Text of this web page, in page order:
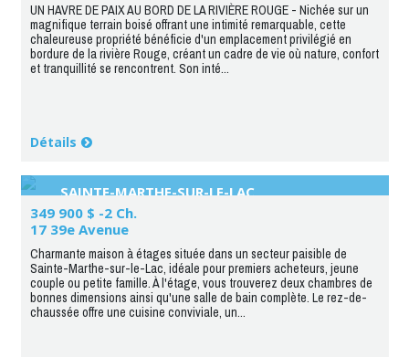
UN HAVRE DE PAIX AU BORD DE LA RIVIÈRE ROUGE - Nichée sur un
magnifique terrain boisé offrant une intimité remarquable, cette
chaleureuse propriété bénéficie d'un emplacement privilégié en
bordure de la rivière Rouge, créant un cadre de vie où nature, confort
et tranquillité se rencontrent. Son inté...
Détails
SAINTE-MARTHE-SUR-LE-LAC
349 900 $ -2 Ch.
17 39e Avenue
Charmante maison à étages située dans un secteur paisible de
Sainte-Marthe-sur-le-Lac, idéale pour premiers acheteurs, jeune
couple ou petite famille. À l'étage, vous trouverez deux chambres de
bonnes dimensions ainsi qu'une salle de bain complète. Le rez-de-
chaussée offre une cuisine conviviale, un...